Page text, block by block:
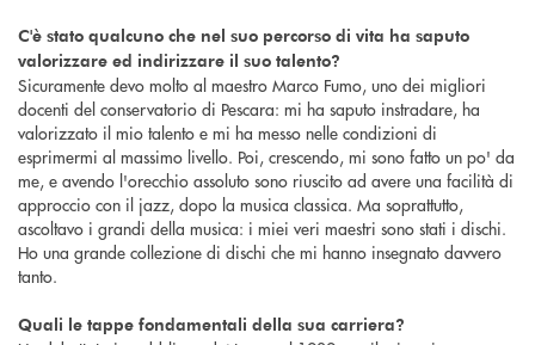
C'è stato qualcuno che nel suo percorso di vita ha saputo
valorizzare ed indirizzare il suo talento?
Sicuramente devo molto al maestro Marco Fumo, uno dei migliori
docenti del conservatorio di Pescara: mi ha saputo instradare, ha
valorizzato il mio talento e mi ha messo nelle condizioni di
esprimermi al massimo livello. Poi, crescendo, mi sono fatto un po' da
me, e avendo l'orecchio assoluto sono riuscito ad avere una facilità di
approccio con il jazz, dopo la musica classica. Ma soprattutto,
ascoltavo i grandi della musica: i miei veri maestri sono stati i dischi.
Ho una grande collezione di dischi che mi hanno insegnato davvero
tanto.
Quali le tappe fondamentali della sua carriera?